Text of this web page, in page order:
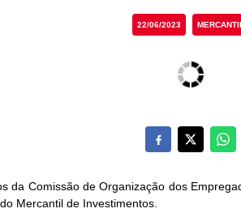
22/06/2023
da Comissão de Organização dos
Mercantil de Investimentos.